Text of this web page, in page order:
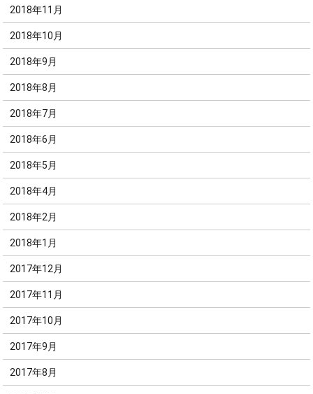
2018年11月
2018年10月
2018年9月
2018年8月
2018年7月
2018年6月
2018年5月
2018年4月
2018年2月
2018年1月
2017年12月
2017年11月
2017年10月
2017年9月
2017年8月